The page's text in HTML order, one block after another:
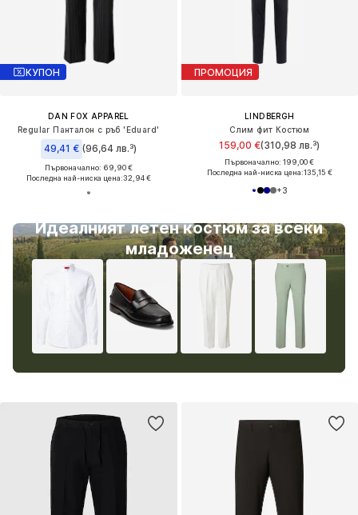
КУПОН
DAN FOX APPAREL
Regular Панталон с ръб 'Eduard'
49,41 € (96,64 лв.³)
Първоначално: 69,90 €
Последна най-ниска цена:32,94 €
ПРОМОЦИЯ
LINDBERGH
Слим фит Костюм
159,00 €(310,98 лв.³)
Първоначално: 199,00 €
Последна най-ниска цена:135,15 €
+3
Идеалният летен костюм за всеки
младоженец